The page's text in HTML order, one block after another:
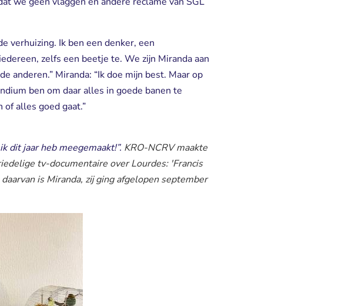
verhuizing. Ik ben een denker, een
zelfs een beetje te. We zijn Miranda aan
anderen.” Miranda: “Ik doe mijn best. Maar op
ben om daar alles in goede banen te
alles goed gaat.”
dit jaar heb meegemaakt!”. KRO-NCRV maakte
tv-documentaire over Lourdes: 'Francis
is Miranda, zij ging afgelopen september